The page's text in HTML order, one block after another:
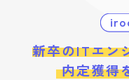
新卒のITエン
内定獲得